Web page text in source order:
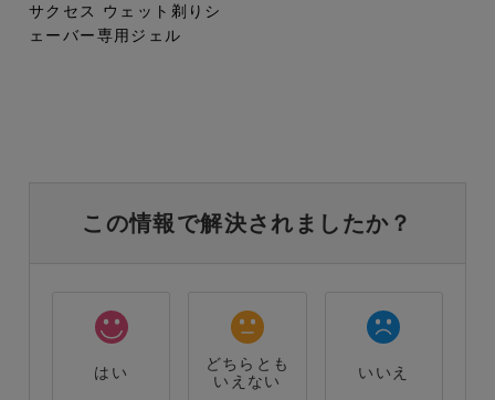
サクセス ウェット剃りシ
ェーバー専用ジェル
この情報で解決されましたか？
はい
どちらとも
いえない
いいえ